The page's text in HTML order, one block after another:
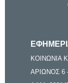
ΚΟΙΝΩΝΙΑ
ΑΡΙΩΝΟΣ 6